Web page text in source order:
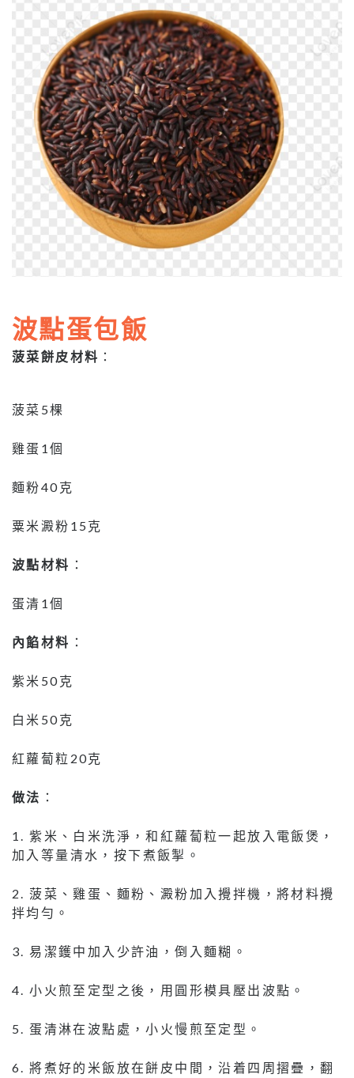
波點蛋包飯
菠菜餅皮材料 ：
菠菜5棵
雞蛋1個
麵粉40克
粟米澱粉15克
波點材料 ：
蛋清1個
內餡材料 ：
紫米50克
白米50克
紅蘿蔔粒20克
做法 ：
1. 紫米、白米洗淨，和紅蘿蔔粒一起放入電飯煲，
加入等量清水，按下煮飯掣。
2. 菠菜、雞蛋、麵粉、澱粉加入攪拌機，將材料攪
拌均勻。
3. 易潔鑊中加入少許油，倒入麵糊。
4. 小火煎至定型之後，用圓形模具壓出波點。
5. 蛋清淋在波點處，小火慢煎至定型。
6. 將煮好的米飯放在餅皮中間，沿着四周摺疊，翻